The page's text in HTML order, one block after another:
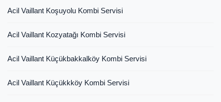
Acil Vaillant Koşuyolu Kombi Servisi
Acil Vaillant Kozyatağı Kombi Servisi
Acil Vaillant Küçükbakkalköy Kombi Servisi
Acil Vaillant Küçükkköy Kombi Servisi